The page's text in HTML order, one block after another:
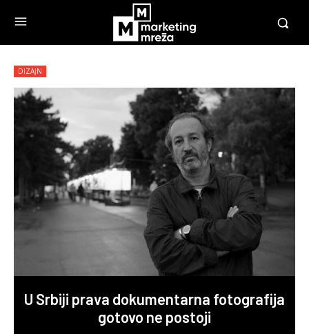
DIZAJN
U Srbiji prava dokumentarna fotografija
gotovo ne postoji